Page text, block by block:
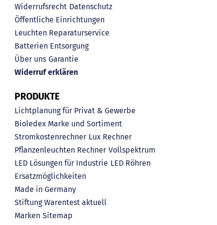
Widerrufsrecht Datenschutz
Öffentliche Einrichtungen
Leuchten Reparaturservice
Batterien Entsorgung
Über uns Garantie
Widerruf erklären
PRODUKTE
Lichtplanung für Privat & Gewerbe
Bioledex Marke und Sortiment
Stromkostenrechner Lux Rechner
Pflanzenleuchten Rechner Vollspektrum
LED Lösungen für Industrie LED Röhren
Ersatzmöglichkeiten
Made in Germany
Stiftung Warentest aktuell
Marken Sitemap